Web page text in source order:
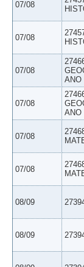
07/08
07/08
07/08
ANO
07/08
ANO
07/08
07/08
08/09
08/09